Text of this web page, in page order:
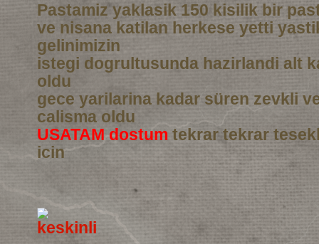
Pastamiz yaklasik 150 kisilik bir
ve nisana katilan herkese yetti
gelinimizin
istegi dogrultusunda hazirlandi alt
oldu
gece yarilarina kadar süren zevkli
calisma oldu
USATAM dostum tekrar tekrar
icin